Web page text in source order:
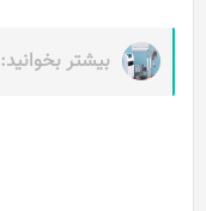
بیشتر بخوانید: